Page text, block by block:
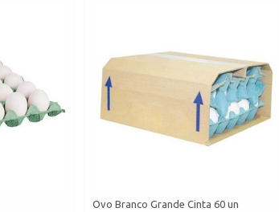
Ovo Branco Grande Cinta 60 un